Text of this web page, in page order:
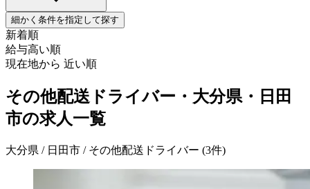
細かく条件を指定して探す
新着順
給与高い順
現在地から 近い順
その他配送ドライバー・大分県・日田
市の求人一覧
大分県 / 日田市 / その他配送ドライバー (3件)